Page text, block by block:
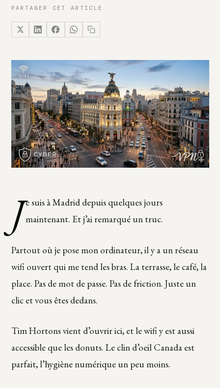
PARTAGER CET ARTICLE
J e suis à Madrid depuis quelques jours
maintenant. Et j’ai remarqué un truc.
Partout où je pose mon ordinateur, il y a un réseau
wifi ouvert qui me tend les bras. La terrasse, le café, la
place. Pas de mot de passe. Pas de friction. Juste un
clic et vous êtes dedans.
Tim Hortons vient d’ouvrir ici, et le wifi y est aussi
accessible que les donuts. Le clin d’oeil Canada est
parfait, l’hygiène numérique un peu moins.